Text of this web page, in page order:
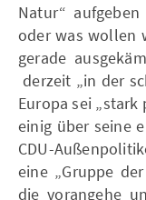
Natur“
oder was wollen
gerade
derzeit „in der
Europa sei
einig über seine
CDU-
eine „Gruppe
die vorangehe